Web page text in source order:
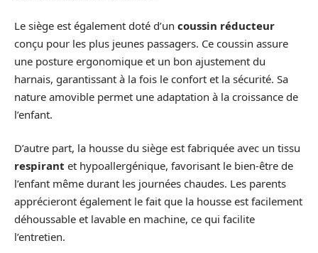
Le siège est également doté d’un coussin réducteur
conçu pour les plus jeunes passagers. Ce coussin assure
une posture ergonomique et un bon ajustement du
harnais, garantissant à la fois le confort et la sécurité. Sa
nature amovible permet une adaptation à la croissance de
l’enfant.
D’autre part, la housse du siège est fabriquée avec un tissu
respirant et hypoallergénique, favorisant le bien-être de
l’enfant même durant les journées chaudes. Les parents
apprécieront également le fait que la housse est facilement
déhoussable et lavable en machine, ce qui facilite
l’entretien.